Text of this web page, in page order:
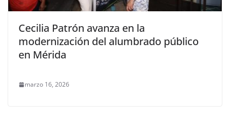
Cecilia Patrón avanza en la
modernización del alumbrado público
en Mérida
marzo 16, 2026